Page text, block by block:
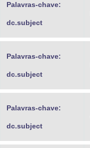
Palavras-chave:
dc.subject
Palavras-chave:
dc.subject
Palavras-chave:
dc.subject